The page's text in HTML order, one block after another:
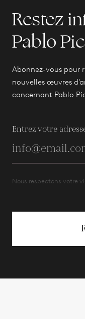
Restez
Pablo
Abonnez-vous pour
nouvelles œuvres
concernant Pablo
Entrez votre
Nous respectons votre